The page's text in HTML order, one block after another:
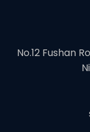
No.12 Fushan